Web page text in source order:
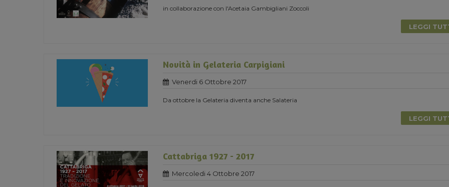
in collaborazione con l'Acetaia Gambigliani Zoccoli
LEGGI
Novità in Gelateria Carpigiani
Venerdi 6 Ottobre 2017
Da ottobre la Gelateria diventa anche Salateria
LEGGI
Cattabriga 1927 - 2017
Mercoledi 4 Ottobre 2017